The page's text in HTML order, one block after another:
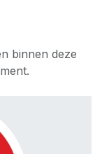
binnen deze